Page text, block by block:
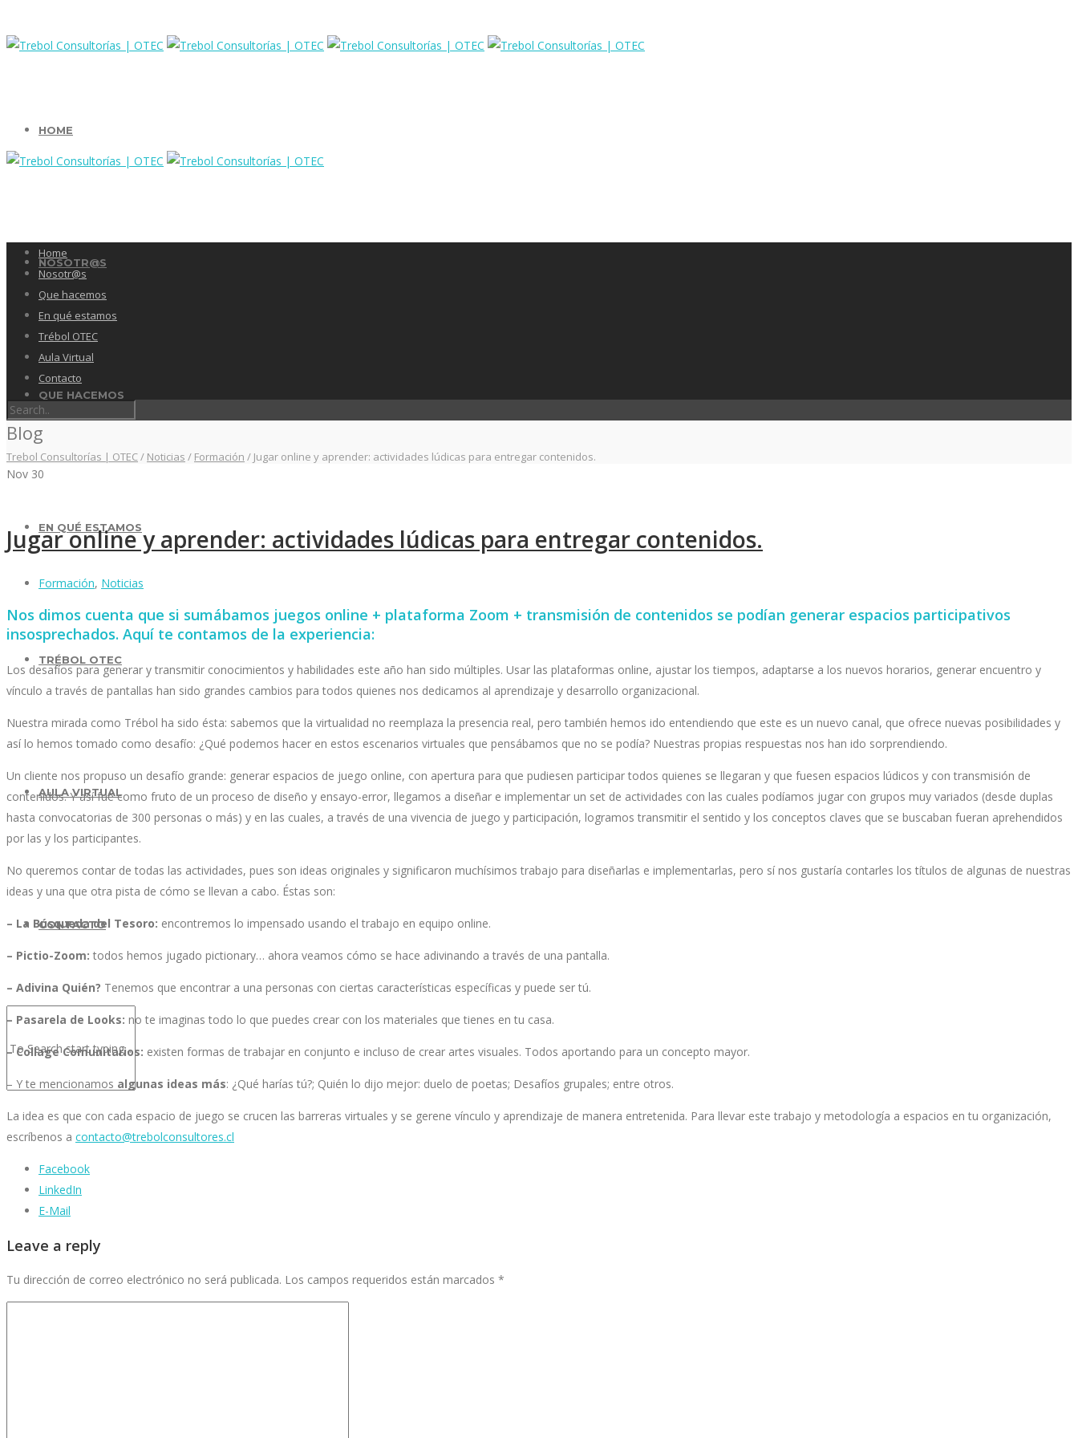
HOME
NOSOTR@S
QUE HACEMOS
EN QUÉ ESTAMOS
TRÉBOL OTEC
AULA VIRTUAL
CONTACTO
Home
Nosotr@s
Que hacemos
En qué estamos
Trébol OTEC
Aula Virtual
Contacto
Blog
Trebol Consultorías | OTEC/ Noticias / Formación / Jugar online y aprender: actividades lúdicas para entregar contenidos.
Nov 30
Jugar online y aprender: actividades lúdicas para entregar contenidos.
Formación, Noticias
Nos dimos cuenta que si sumábamos juegos online + plataforma Zoom + transmisión de contenidos se podían generar espacios participativos
insosprechados. Aquí te contamos de la experiencia:
Los desafíos para generar y transmitir conocimientos y habilidades este año han sido múltiples. Usar las plataformas online, ajustar los tiempos, adaptarse a los nuevos horarios, generar encuentro y
vínculo a través de pantallas han sido grandes cambios para todos quienes nos dedicamos al aprendizaje y desarrollo organizacional.
Nuestra mirada como Trébol ha sido ésta: sabemos que la virtualidad no reemplaza la presencia real, pero también hemos ido entendiendo que este es un nuevo canal, que ofrece nuevas posibilidades y
así lo hemos tomado como desafío: ¿Qué podemos hacer en estos escenarios virtuales que pensábamos que no se podía? Nuestras propias respuestas nos han ido sorprendiendo.
Un cliente nos propuso un desafío grande: generar espacios de juego online, con apertura para que pudiesen participar todos quienes se llegaran y que fuesen espacios lúdicos y con transmisión de
contenidos. Y así fue como fruto de un proceso de diseño y ensayo-error, llegamos a diseñar e implementar un set de actividades con las cuales podíamos jugar con grupos muy variados (desde duplas
hasta convocatorias de 300 personas o más) y en las cuales, a través de una vivencia de juego y participación, logramos transmitir el sentido y los conceptos claves que se buscaban fueran aprehendidos
por las y los participantes.
No queremos contar de todas las actividades, pues son ideas originales y significaron muchísimos trabajo para diseñarlas e implementarlas, pero sí nos gustaría contarles los títulos de algunas de nuestras
ideas y una que otra pista de cómo se llevan a cabo. Éstas son:
– La Búsqueda del Tesoro: encontremos lo impensado usando el trabajo en equipo online.
– Pictio-Zoom: todos hemos jugado pictionary… ahora veamos cómo se hace adivinando a través de una pantalla.
– Adivina Quién? Tenemos que encontrar a una personas con ciertas características específicas y puede ser tú.
– Pasarela de Looks: no te imaginas todo lo que puedes crear con los materiales que tienes en tu casa.
– Collage Comunitarios: existen formas de trabajar en conjunto e incluso de crear artes visuales. Todos aportando para un concepto mayor.
– Y te mencionamos algunas ideas más: ¿Qué harías tú?; Quién lo dijo mejor: duelo de poetas; Desafíos grupales; entre otros.
La idea es que con cada espacio de juego se crucen las barreras virtuales y se gerene vínculo y aprendizaje de manera entretenida. Para llevar este trabajo y metodología a espacios en tu organización,
escríbenos a contacto@trebolconsultores.cl
Facebook
LinkedIn
E-Mail
Leave a reply
Tu dirección de correo electrónico no será publicada. Los campos requeridos están marcados *